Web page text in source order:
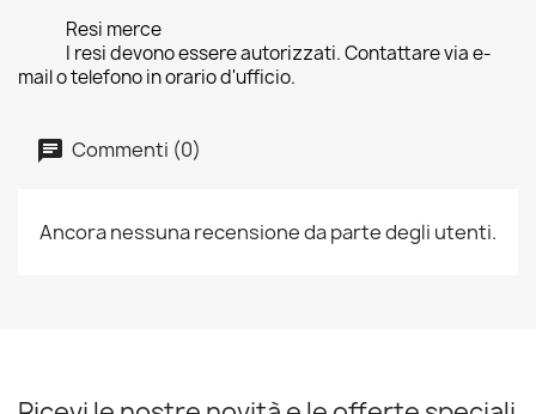
Resi merce
I resi devono essere autorizzati. Contattare via e-
mail o telefono in orario d'ufficio.
Commenti (0)
Ancora nessuna recensione da parte degli utenti.